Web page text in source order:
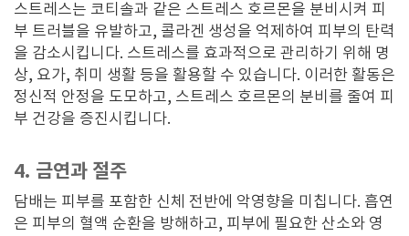
스트레스는 코티솔과 같은 스트레스 호르몬을 분비시켜 피
부 트러블을 유발하고, 콜라겐 생성을 억제하여 피부의 탄력
을 감소시킵니다. 스트레스를 효과적으로 관리하기 위해 명
상, 요가, 취미 생활 등을 활용할 수 있습니다. 이러한 활동은
정신적 안정을 도모하고, 스트레스 호르몬의 분비를 줄여 피
부 건강을 증진시킵니다.
4. 금연과 절주
담배는 피부를 포함한 신체 전반에 악영향을 미칩니다. 흡연
은 피부의 혈액 순환을 방해하고, 피부에 필요한 산소와 영